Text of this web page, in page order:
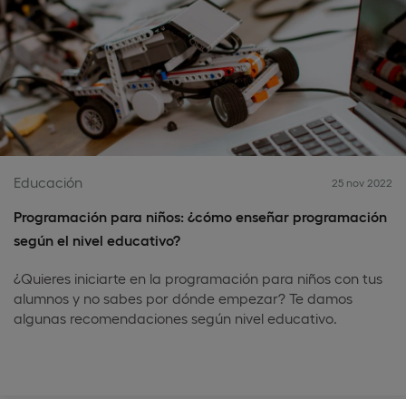
Educación 25 nov 2022
Programación para niños: ¿cómo enseñar programación
según el nivel educativo?
¿Quieres iniciarte en la programación para niños con tus
alumnos y no sabes por dónde empezar? Te damos
algunas recomendaciones según nivel educativo.